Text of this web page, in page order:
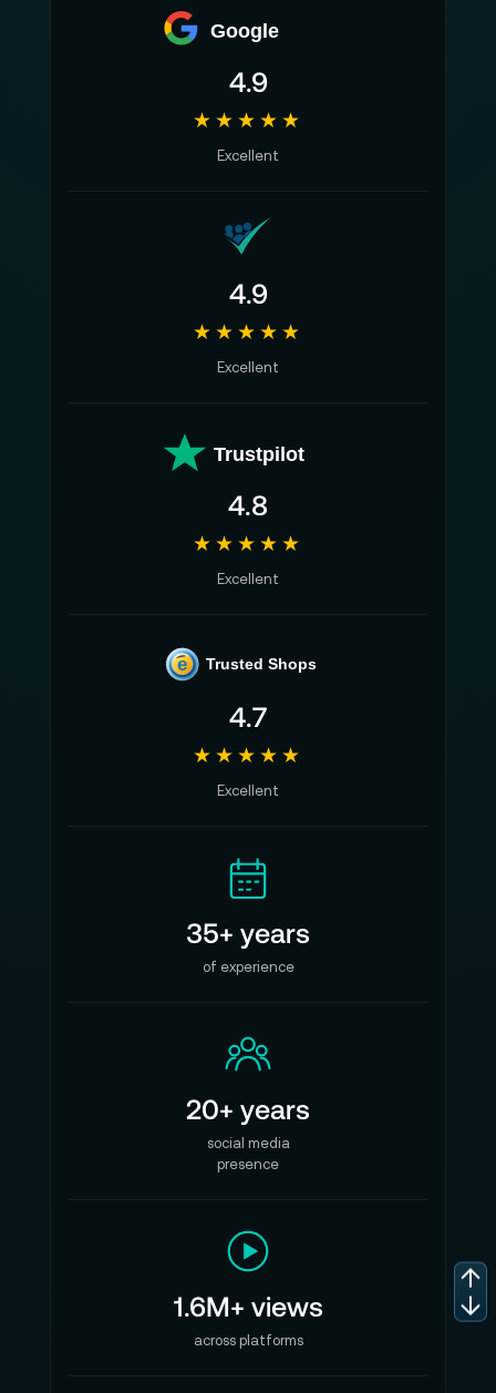
Google
4.9
★★★★★
Excellent
4.9
★★★★★
Excellent
Trustpilot
4.8
★★★★★
Excellent
e Trusted Shops
4.7
★★★★★
Excellent
35+ years
of experience
20+ years
social media
presence
1.6M+ views
across platforms